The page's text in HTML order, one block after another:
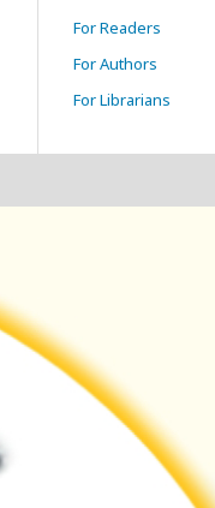
For Readers
For Authors
For Librarians